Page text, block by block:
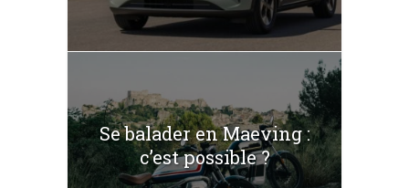
Se balader en Maeving :
c’est possible ?